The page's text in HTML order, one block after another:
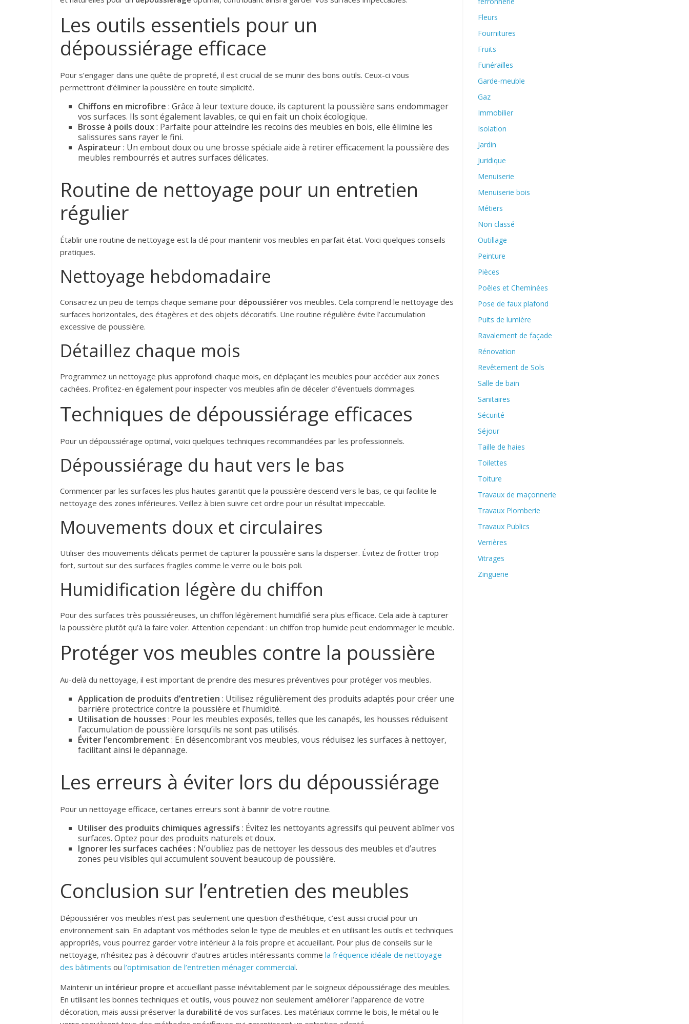
Les outils essentiels pour un
dépoussiérage efficace
Pour s’engager dans une quête de propreté, il est crucial de se munir des bons outils. Ceux-ci vous
permettront d’éliminer la poussière en toute simplicité.
Chiffons en microfibre : Grâce à leur texture douce, ils capturent la poussière sans endommager
vos surfaces. Ils sont également lavables, ce qui en fait un choix écologique.
Brosse à poils doux: Parfaite pour atteindre les recoins des meubles en bois, elle élimine les
salissures sans rayer le fini.
Aspirateur: Un embout doux ou une brosse spéciale aide à retirer efficacement la poussière des
meubles rembourrés et autres surfaces délicates.
Routine de nettoyage pour un entretien
régulier
Établir une routine de nettoyage est la clé pour maintenir vos meubles en parfait état. Voici quelques conseils
pratiques.
Nettoyage hebdomadaire
Consacrez un peu de temps chaque semaine pour dépoussiérer vos meubles. Cela comprend le nettoyage des
surfaces horizontales, des étagères et des objets décoratifs. Une routine régulière évite l’accumulation
excessive de poussière.
Détaillez chaque mois
Programmez un nettoyage plus approfondi chaque mois, en déplaçant les meubles pour accéder aux zones
cachées. Profitez-en également pour inspecter vos meubles afin de déceler d’éventuels dommages.
Techniques de dépoussiérage efficaces
Pour un dépoussiérage optimal, voici quelques techniques recommandées par les professionnels.
Dépoussiérage du haut vers le bas
Commencer par les surfaces les plus hautes garantit que la poussière descend vers le bas, ce qui facilite le
nettoyage des zones inférieures. Veillez à bien suivre cet ordre pour un résultat impeccable.
Mouvements doux et circulaires
Utiliser des mouvements délicats permet de capturer la poussière sans la disperser. Évitez de frotter trop
fort, surtout sur des surfaces fragiles comme le verre ou le bois poli.
Humidification légère du chiffon
Pour des surfaces très poussiéreuses, un chiffon légèrement humidifié sera plus efficace. Cela aide à capturer
la poussière plutôt qu’à la faire voler. Attention cependant : un chiffon trop humide peut endommager le meuble.
Protéger vos meubles contre la poussière
Au-delà du nettoyage, il est important de prendre des mesures préventives pour protéger vos meubles.
Application de produits d’entretien : Utilisez régulièrement des produits adaptés pour créer une
barrière protectrice contre la poussière et l’humidité.
Utilisation de housses : Pour les meubles exposés, telles que les canapés, les housses réduisent
l’accumulation de poussière lorsqu’ils ne sont pas utilisés.
Éviter l’encombrement : En désencombrant vos meubles, vous réduisez les surfaces à nettoyer,
facilitant ainsi le dépannage.
Les erreurs à éviter lors du dépoussiérage
Pour un nettoyage efficace, certaines erreurs sont à bannir de votre routine.
Utiliser des produits chimiques agressifs : Évitez les nettoyants agressifs qui peuvent abîmer vos
surfaces. Optez pour des produits naturels et doux.
Ignorer les surfaces cachées : N’oubliez pas de nettoyer les dessous des meubles et d’autres
zones peu visibles qui accumulent souvent beaucoup de poussière.
Conclusion sur l’entretien des meubles
Dépoussiérer vos meubles n’est pas seulement une question d’esthétique, c’est aussi crucial pour un
environnement sain. En adaptant vos méthodes selon le type de meubles et en utilisant les outils et techniques
appropriés, vous pourrez garder votre intérieur à la fois propre et accueillant. Pour plus de conseils sur le
nettoyage, n’hésitez pas à découvrir d’autres articles intéressants comme la fréquence idéale de nettoyage
des bâtiments ou l’optimisation de l’entretien ménager commercial.
Maintenir un intérieur propre et accueillant passe inévitablement par le soigneux dépoussiérage des meubles.
En utilisant les bonnes techniques et outils, vous pouvez non seulement améliorer l’apparence de votre
décoration, mais aussi préserver la durabilité de vos surfaces. Les matériaux comme le bois, le métal ou le
Fleurs
Fournitures
Fruits
Funérailles
Garde-meuble
Gaz
Immobilier
Isolation
Jardin
Juridique
Menuiserie
Menuiserie bois
Métiers
Non classé
Outillage
Peinture
Pièces
Poêles et Cheminées
Pose de faux plafond
Puits de lumière
Ravalement de façade
Rénovation
Revêtement de Sols
Salle de bain
Sanitaires
Sécurité
Séjour
Taille de haies
Toilettes
Toiture
Travaux de maçonnerie
Travaux Plomberie
Travaux Publics
Verrières
Vitrages
Zinguerie